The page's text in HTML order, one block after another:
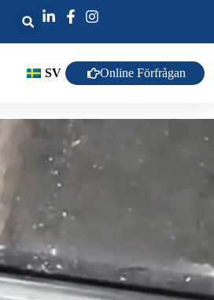
SV Online Förfrågan